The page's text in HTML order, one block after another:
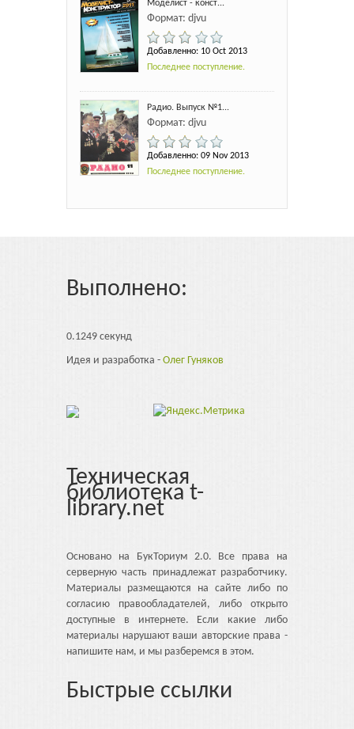
Моделист - конст...
Формат: djvu
Добавленно: 10 Oct 2013
Последнее поступление.
Радио. Выпуск №1...
Формат: djvu
Добавленно: 09 Nov 2013
Последнее поступление.
Выполнено:
0.1249 секунд
Идея и разработка - Олег Гуняков
Техническая
библиотека t-
library.net
Основано на БукТориум 2.0. Все права на
серверную часть принадлежат разработчику.
Материалы размещаются на сайте либо по
согласию правообладателей, либо открыто
доступные в интернете. Если какие либо
материалы нарушают ваши авторские права -
напишите нам, и мы разберемся в этом.
Быстрые ссылки